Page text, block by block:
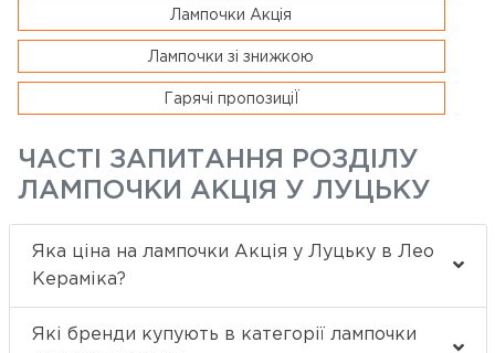
Лампочки Акція
Лампочки зі знижкою
Гарячі пропозиціЇ
ЧАСТІ ЗАПИТАННЯ РОЗДІЛУ
ЛАМПОЧКИ АКЦІЯ У ЛУЦЬКУ
Яка ціна на лампочки Акція у Луцьку в Лео
Кераміка?
Які бренди купують в категорії лампочки